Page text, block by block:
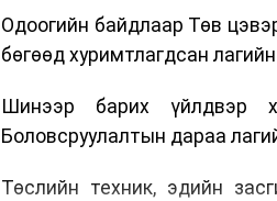
мэдээллээ.
Одоогийн байдлаар Төв
бөгөөд хуримтлагдсан
Шинээр барих үйлдвэр
Боловсруулалтын дараа
Төслийн техник, эдийн